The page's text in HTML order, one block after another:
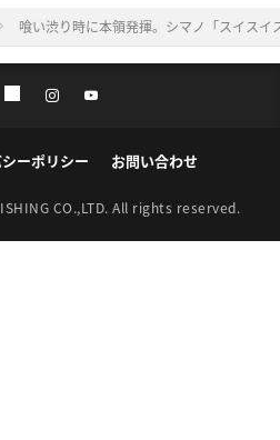
喰い渋り時に本領発揮。シマノ「スイス
ーポリシー お問い合わせ
CO.,LTD. All rights reserved.